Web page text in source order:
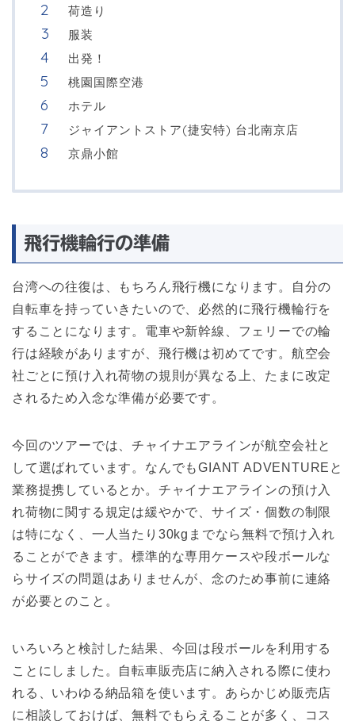
荷造り
服装
出発！
桃園国際空港
ホテル
ジャイアントストア(捷安特) 台北南京店
京鼎小館
飛行機輪行の準備
台湾への往復は、もちろん飛行機になります。自分の
自転車を持っていきたいので、必然的に飛行機輪行を
することになります。電車や新幹線、フェリーでの輪
行は経験がありますが、飛行機は初めてです。航空会
社ごとに預け入れ荷物の規則が異なる上、たまに改定
されるため入念な準備が必要です。
今回のツアーでは、チャイナエアラインが航空会社と
して選ばれています。なんでもGIANT ADVENTUREと
業務提携しているとか。チャイナエアラインの預け入
れ荷物に関する規定は緩やかで、サイズ・個数の制限
は特になく、一人当たり30kgまでなら無料で預け入れ
ることができます。標準的な専用ケースや段ボールな
らサイズの問題はありませんが、念のため事前に連絡
が必要とのこと。
いろいろと検討した結果、今回は段ボールを利用する
ことにしました。自転車販売店に納入される際に使わ
れる、いわゆる納品箱を使います。あらかじめ販売店
に相談しておけば、無料でもらえることが多く、コス